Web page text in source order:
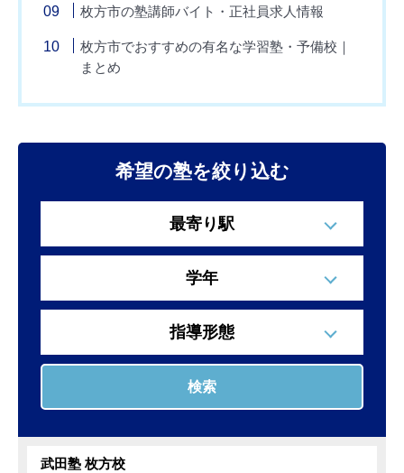
枚方市の塾講師バイト・正社員求人情報
枚方市でおすすめの有名な学習塾・予備校｜
まとめ
希望の塾を絞り込む
最寄り駅
学年
指導形態
検索
武田塾 枚方校